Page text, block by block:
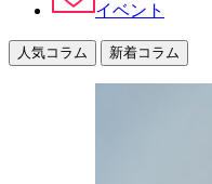
イベント
人気コラム 新着コラム